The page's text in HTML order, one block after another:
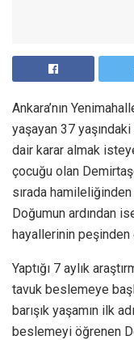
Ankara’nın
yaşayan 37
dair karar almak
çocuğu olan
sırada hamileliğinden
Doğumun ardından
hayallerinin
Yaptığı 7 aylık
tavuk beslemeye
barışık yaşamın ilk
beslemeyi öğrenen